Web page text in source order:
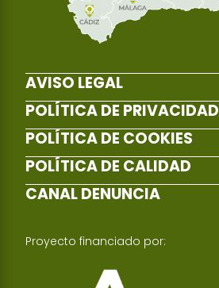
AVISO LEGAL
POLÍTICA DE PRIVACIDAD
POLÍTICA DE COOKIES
POLÍTICA DE CALIDAD
CANAL DENUNCIA
Proyecto financiado por: